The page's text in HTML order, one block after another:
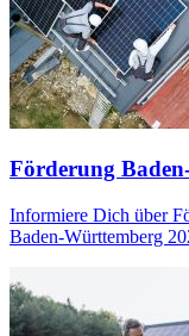
Förderung
Informiere Dich über
Baden-Württemberg